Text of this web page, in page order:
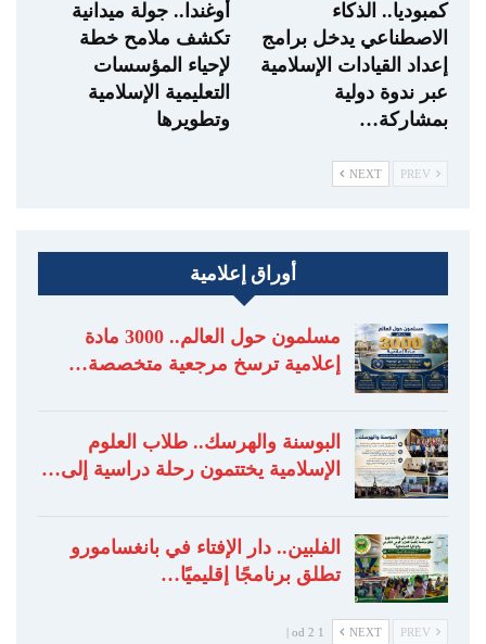
كمبوديا.. الذكاء
الاصطناعي يدخل برامج
إعداد القيادات الإسلامية
عبر ندوة دولية
بمشاركة…
أوغندا.. جولة ميدانية
تكشف ملامح خطة
لإحياء المؤسسات
التعليمية الإسلامية
وتطويرها
NEXT
أوراق إعلامية
مسلمون حول العالم.. 3000 مادة
إعلامية ترسخ مرجعية متخصصة…
البوسنة والهرسك.. طلاب العلوم
الإسلامية يختتمون رحلة دراسية إلى…
الفلبين.. دار الإفتاء في بانغسامورو
تطلق برنامجًا إقليميًا…
NEXT
1 od 2 |